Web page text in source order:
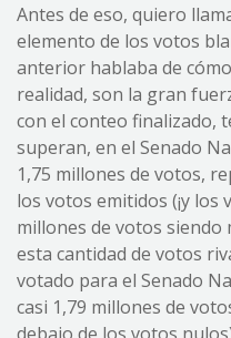
Antes de eso, quiero
elemento de los votos
anterior hablaba de
realidad, son la gran
con el conteo finalizado,
superan, en el Senado
1,75 millones de votos,
los votos emitidos (¡y
millones de votos siendo
esta cantidad de votos
votado para el Senado
casi 1,79 millones de